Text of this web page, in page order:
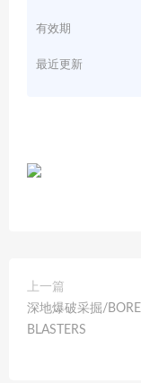
有效期
最近更新
上一篇
深地爆破采掘/BORE
BLASTERS